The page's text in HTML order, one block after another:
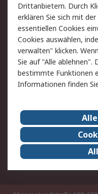
Rechtliches
AGB
Cookie-Richtlinie
Copyright/
Karriere bei RS
Qualität/Umwelt/
Event-Center
Drittanbietern. Durch
erklären Sie sich mit
essentiellen Cookies
Cookies auswählen,
verwalten" klicken.
Sie auf "Alle ablehnen".
bestimmte Funktionen
Informationen finden